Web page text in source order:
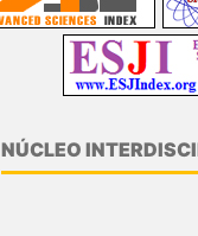
NÚCLEO